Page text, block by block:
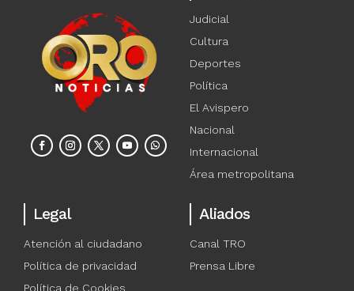
Judicial
Cultura
Deportes
Política
El Avispero
Nacional
Internacional
Área metropolitana
Legal
Atención al ciudadano
Política de privacidad
Política de Cookies
Aliados
Canal TRO
Prensa Libre